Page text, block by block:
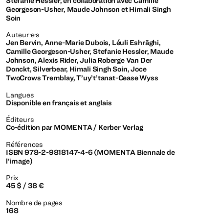
Georgeson-Usher, Maude Johnson et Himali Singh
Soin
Auteur·e·s
Jen Bervin, Anne-Marie Dubois, Léuli Eshrāghi,
Camille Georgeson-Usher, Stefanie Hessler, Maude
Johnson, Alexis Rider, Julia Roberge Van Der
Donckt, Silverbear, Himali Singh Soin, Joce
TwoCrows Tremblay, T’uy’t’tanat-Cease Wyss
Langues
Disponible en français et anglais
Éditeurs
Co-édition par MOMENTA / Kerber Verlag
Références
ISBN 978-2-9818147-4-6 (MOMENTA Biennale de
l’image)
Prix
45 $ / 38 €
Nombre de pages
168